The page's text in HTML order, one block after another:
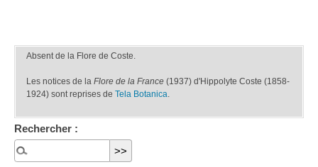
Absent de la Flore de Coste.
Les notices de laFlore de la France (1937) d'Hippolyte Coste (1858-
1924) sont reprises deTela Botanica.
Rechercher :